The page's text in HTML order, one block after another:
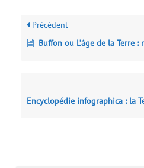
Précédent
Buffon ou L’âge de la Terre :